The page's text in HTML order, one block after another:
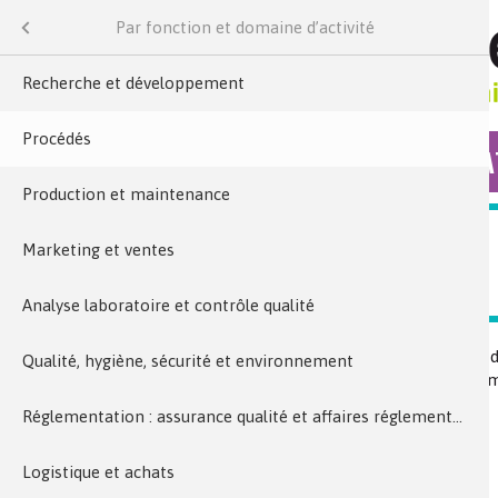
MÉTIERS
PROCÉDÉS
Dans l’enchaînement qui va
phase intermédiaire qui
Menu
Métiers
d’activité
métiers
Par fonction et domaine d’activité
Recherche et développement
Procédés
Production et maintenance
Marketing et ventes
Analyse laboratoire et contrôle qualité
Qualité, hygiène, sécurité et environnement
Logistique et achats